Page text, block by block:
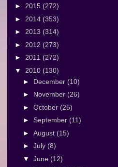
► 2015 (272)
► 2014 (353)
► 2013 (314)
► 2012 (273)
► 2011 (272)
▼ 2010 (130)
► December (10)
► November (26)
► October (25)
► September (11)
► August (15)
► July (8)
▼ June (12)